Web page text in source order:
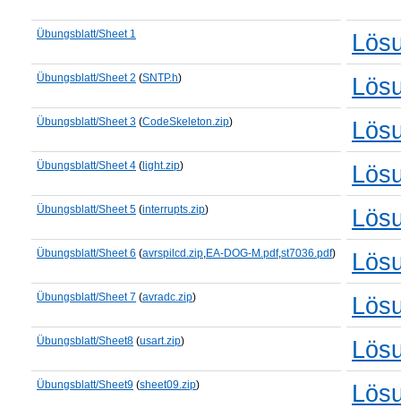
Übungsblatt/Sheet 1
Übungsblatt/Sheet 2 (SNTP.h)
Übungsblatt/Sheet 3 (CodeSkeleton.zip)
Übungsblatt/Sheet 4 ( light.zip)
Übungsblatt/Sheet 5 (interrupts.zip)
Übungsblatt/Sheet 6 (avrspilcd.zip,EA-DOG-M.pdf,st7036.pdf)
Übungsblatt/Sheet 7 (avradc.zip)
Übungsblatt/Sheet8 (usart.zip)
Übungsblatt/Sheet9 (sheet09.zip)